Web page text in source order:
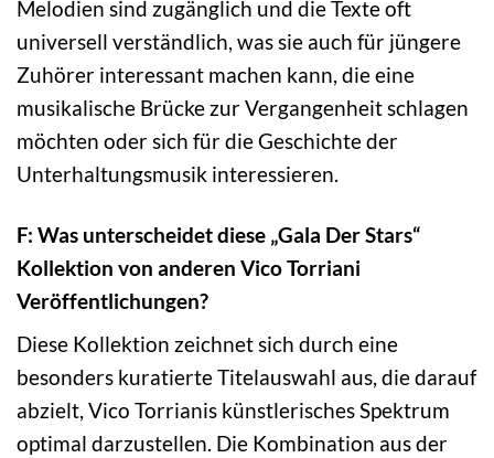
Melodien sind zugänglich und die Texte oft
universell verständlich, was sie auch für jüngere
Zuhörer interessant machen kann, die eine
musikalische Brücke zur Vergangenheit schlagen
möchten oder sich für die Geschichte der
Unterhaltungsmusik interessieren.
F: Was unterscheidet diese „Gala Der Stars“
Kollektion von anderen Vico Torriani
Veröffentlichungen?
Diese Kollektion zeichnet sich durch eine
besonders kuratierte Titelauswahl aus, die darauf
abzielt, Vico Torrianis künstlerisches Spektrum
optimal darzustellen. Die Kombination aus der